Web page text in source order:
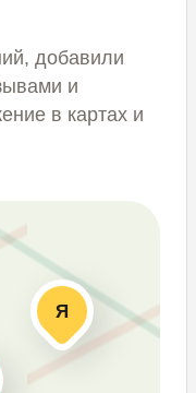
добавили
и
в картах и
Я